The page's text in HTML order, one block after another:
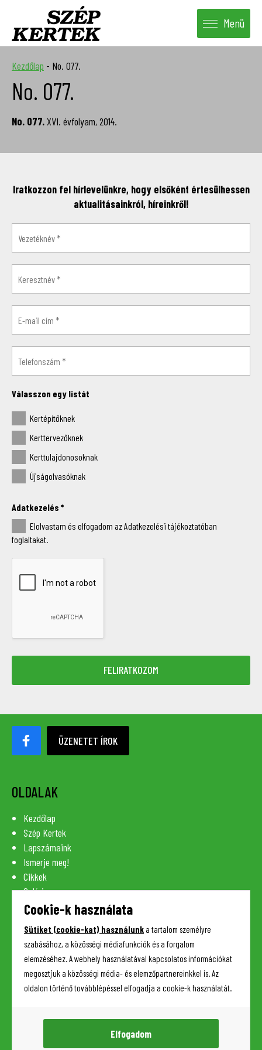
Menü
Kezdőlap - No. 077.
No. 077.
No. 077.XVI. évfolyam, 2014.
Iratkozzon fel hírlevelünkre, hogy elsőként értesülhessen
aktualitásainkról, híreinkről!
Válasszon egy listát
Kertépítőknek
Kerttervezőknek
Kerttulajdonosoknak
Újságolvasóknak
Adatkezelés *
Elolvastam és elfogadom az Adatkezelési tájékoztatóban
foglaltakat.
ÜZENETET ÍROK
OLDALAK
Kezdőlap
Szép Kertek
Lapszámaink
Ismerje meg!
Cikkek
Galéria
Szaknévsor
Kapcsolat
HASZNOS INFORMÁCIÓK
Impresszum
Sütik (cookie-k) kezelése
Cookie-k használata
Sütiket (cookie-kat) használunk a tartalom személyre
szabásához, a közösségi médiafunkciók és a forgalom
elemzéséhez. A webhely használatával kapcsolatos információkat
megosztjuk a közösségi média- és elemzőpartnereinkkel is. Az
oldalon történő továbblépéssel elfogadja a cookie-k használatát.
Elfogadom